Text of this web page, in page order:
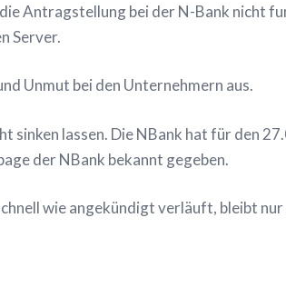
Antragstellung bei der N-Bank nicht
Server.
Unmut bei den Unternehmern aus.
sinken lassen. Die NBank hat für den
der NBank bekannt gegeben.
wie angekündigt verläuft, bleibt